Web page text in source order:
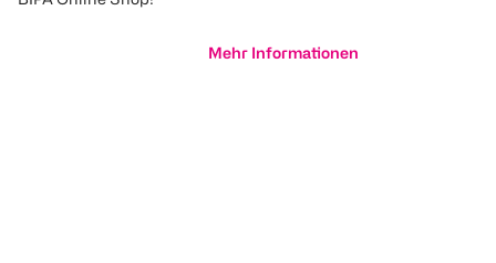
Mehr Informationen